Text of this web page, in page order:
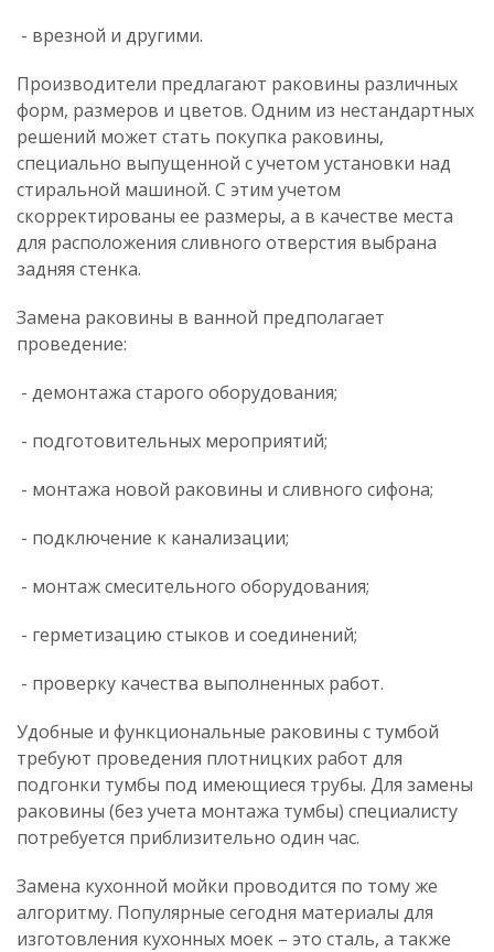
- врезной и другими.
Производители предлагают раковины различных
форм, размеров и цветов. Одним из нестандартных
решений может стать покупка раковины,
специально выпущенной с учетом установки над
стиральной машиной. С этим учетом
скорректированы ее размеры, а в качестве места
для расположения сливного отверстия выбрана
задняя стенка.
Замена раковины в ванной предполагает
проведение:
- демонтажа старого оборудования;
- подготовительных мероприятий;
- монтажа новой раковины и сливного сифона;
- подключение к канализации;
- монтаж смесительного оборудования;
- герметизацию стыков и соединений;
- проверку качества выполненных работ.
Удобные и функциональные раковины с тумбой
требуют проведения плотницких работ для
подгонки тумбы под имеющиеся трубы. Для замены
раковины (без учета монтажа тумбы) специалисту
потребуется приблизительно один час.
Замена кухонной мойки проводится по тому же
алгоритму. Популярные сегодня материалы для
изготовления кухонных моек – это сталь, а также